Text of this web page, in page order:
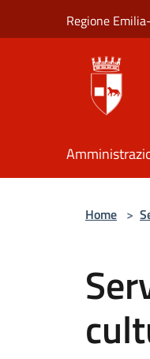
Regione
Home >